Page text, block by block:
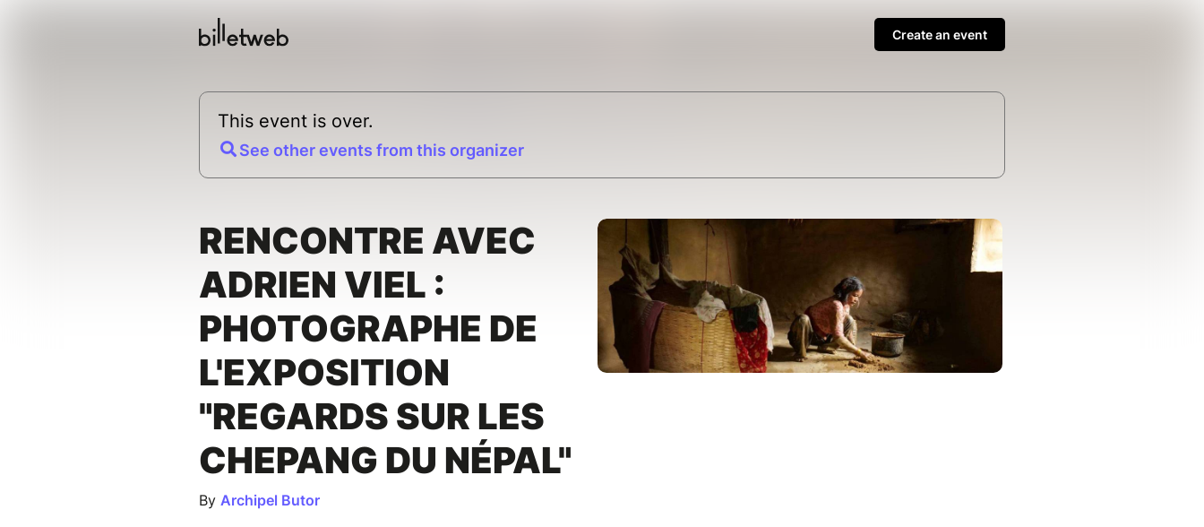
Create an event
This event is over.
See other events from this organizer
RENCONTRE AVEC
ADRIEN VIEL :
PHOTOGRAPHE DE
L'EXPOSITION
"REGARDS SUR LES
CHEPANG DU NÉPAL"
By Archipel Butor